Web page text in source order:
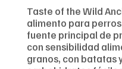
Taste of the Wild
alimento para
fuente principal de
con sensibilidad
granos, con batatas